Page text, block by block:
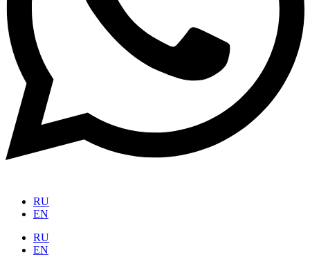
RU
EN
RU
EN